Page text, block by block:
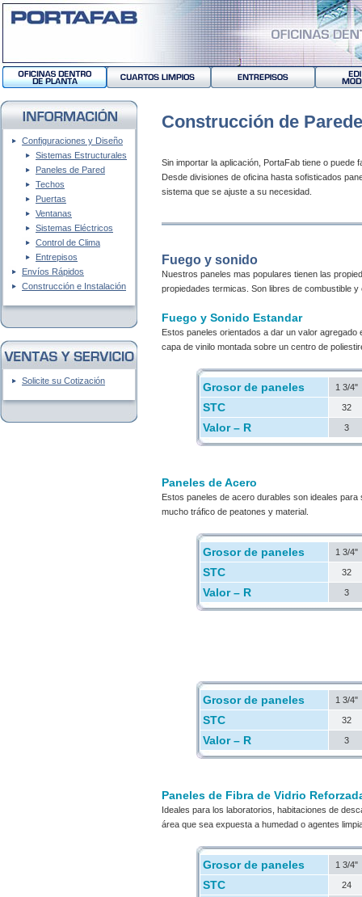
Configuraciones y Diseño
Sistemas Estructurales
Paneles de Pared
Techos
Puertas
Ventanas
Sistemas Eléctricos
Control de Clima
Entrepisos
Envíos Rápidos
Construcción e Instalación
Solicite su Cotización
Construcción de
Sin importar la aplicación, PortaFab tiene o
Desde divisiones de oficina hasta sofisticados
sistema que se ajuste a su necesidad.
Fuego y sonido
Nuestros paneles mas populares tienen las
propiedades termicas. Son libres de combustible
Fuego y Sonido Estandar
Estos paneles orientados a dar un valor agregado
capa de vinilo montada sobre un centro de
Grosor de paneles 1 3/4"
STC 32
Valor – R 3
Paneles de Acero
Estos paneles de acero durables son ideales
mucho tráfico de peatones y material.
Grosor de paneles 1 3/4"
STC 32
Valor – R 3
Grosor de paneles 1 3/4"
STC 32
Valor – R 3
Paneles de Fibra de Vidrio
Ideales para los laboratorios, habitaciones de
área que sea expuesta a humedad o agentes
Grosor de paneles 1 3/4"
STC 24